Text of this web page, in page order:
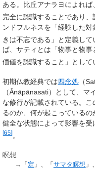
ある。比丘アナラヨによれ
完全に認識することであり、
ンドフルネスを「経験した
きは不忘である」と定義して
ば、サティとは「物事と物
価値を認識すること」として
初期仏教経典では四念処 （
（Ānāpānasati）として、
な修行が記載されている。
るのか、何が起こっている
健全な状態によって影響を
[65]。
瞑想
→「 定 」、「サマタ瞑想 」